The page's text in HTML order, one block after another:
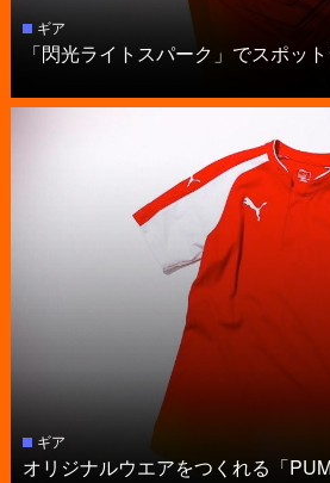
ギア
「閃光ライトスパーク」でスポッ
ギア
オリジナルウエアをつくれる「